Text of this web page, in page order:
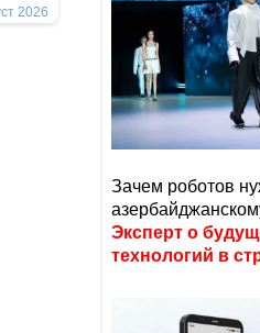
2026
Зачем роботов
Эксперт о
технологий в